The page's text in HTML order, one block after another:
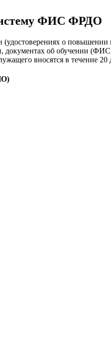
ФИС ФРДО
о
документах об обучении
вносятся в течение 20